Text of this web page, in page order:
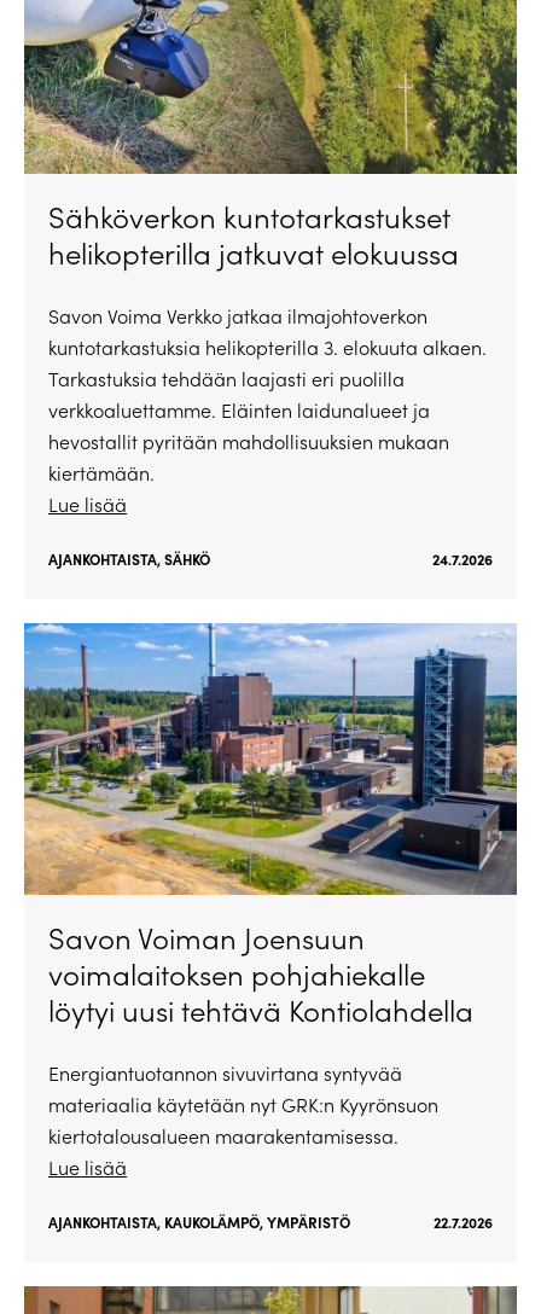
Sähköverkon kuntotarkastukset
helikopterilla jatkuvat elokuussa
Savon Voima Verkko jatkaa ilmajohtoverkon
kuntotarkastuksia helikopterilla 3. elokuuta alkaen.
Tarkastuksia tehdään laajasti eri puolilla
verkkoaluettamme. Eläinten laidunalueet ja
hevostallit pyritään mahdollisuuksien mukaan
kiertämään.
Lue lisää
AJANKOHTAISTA,SÄHKÖ 24.7.2026
Savon Voiman Joensuun
voimalaitoksen pohjahiekalle
löytyi uusi tehtävä Kontiolahdella
Energiantuotannon sivuvirtana syntyvää
materiaalia käytetään nyt GRK:n Kyyrönsuon
kiertotalousalueen maarakentamisessa.
Lue lisää
AJANKOHTAISTA, KAUKOLÄMPÖ,YMPÄRISTÖ 22.7.2026